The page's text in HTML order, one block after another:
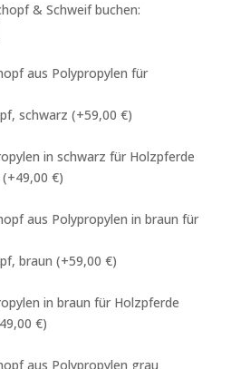
& Schweif buchen:
schwarz (+59,00 €)
(+49,00 €)
braun (+59,00 €)
€)